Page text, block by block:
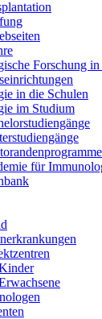
Forschung
in die Schulen
im Studium
für